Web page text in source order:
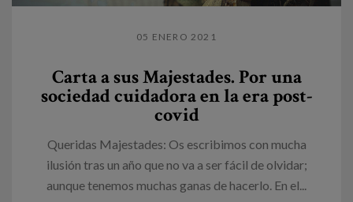
05 ENERO 2021
Carta a sus Majestades. Por una
sociedad cuidadora en la era post-
covid
Queridas Majestades: Os escribimos con mucha
ilusión tras un año que no va a ser fácil de olvidar;
aunque tenemos muchas ganas de hacerlo. En el...